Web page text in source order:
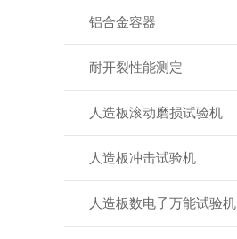
铝合金容器
耐开裂性能测定
人造板滚动磨损试验机
人造板冲击试验机
人造板数电子万能试验机